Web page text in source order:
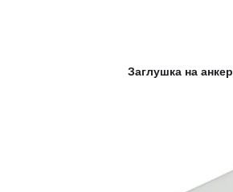
Заглушка на анкер